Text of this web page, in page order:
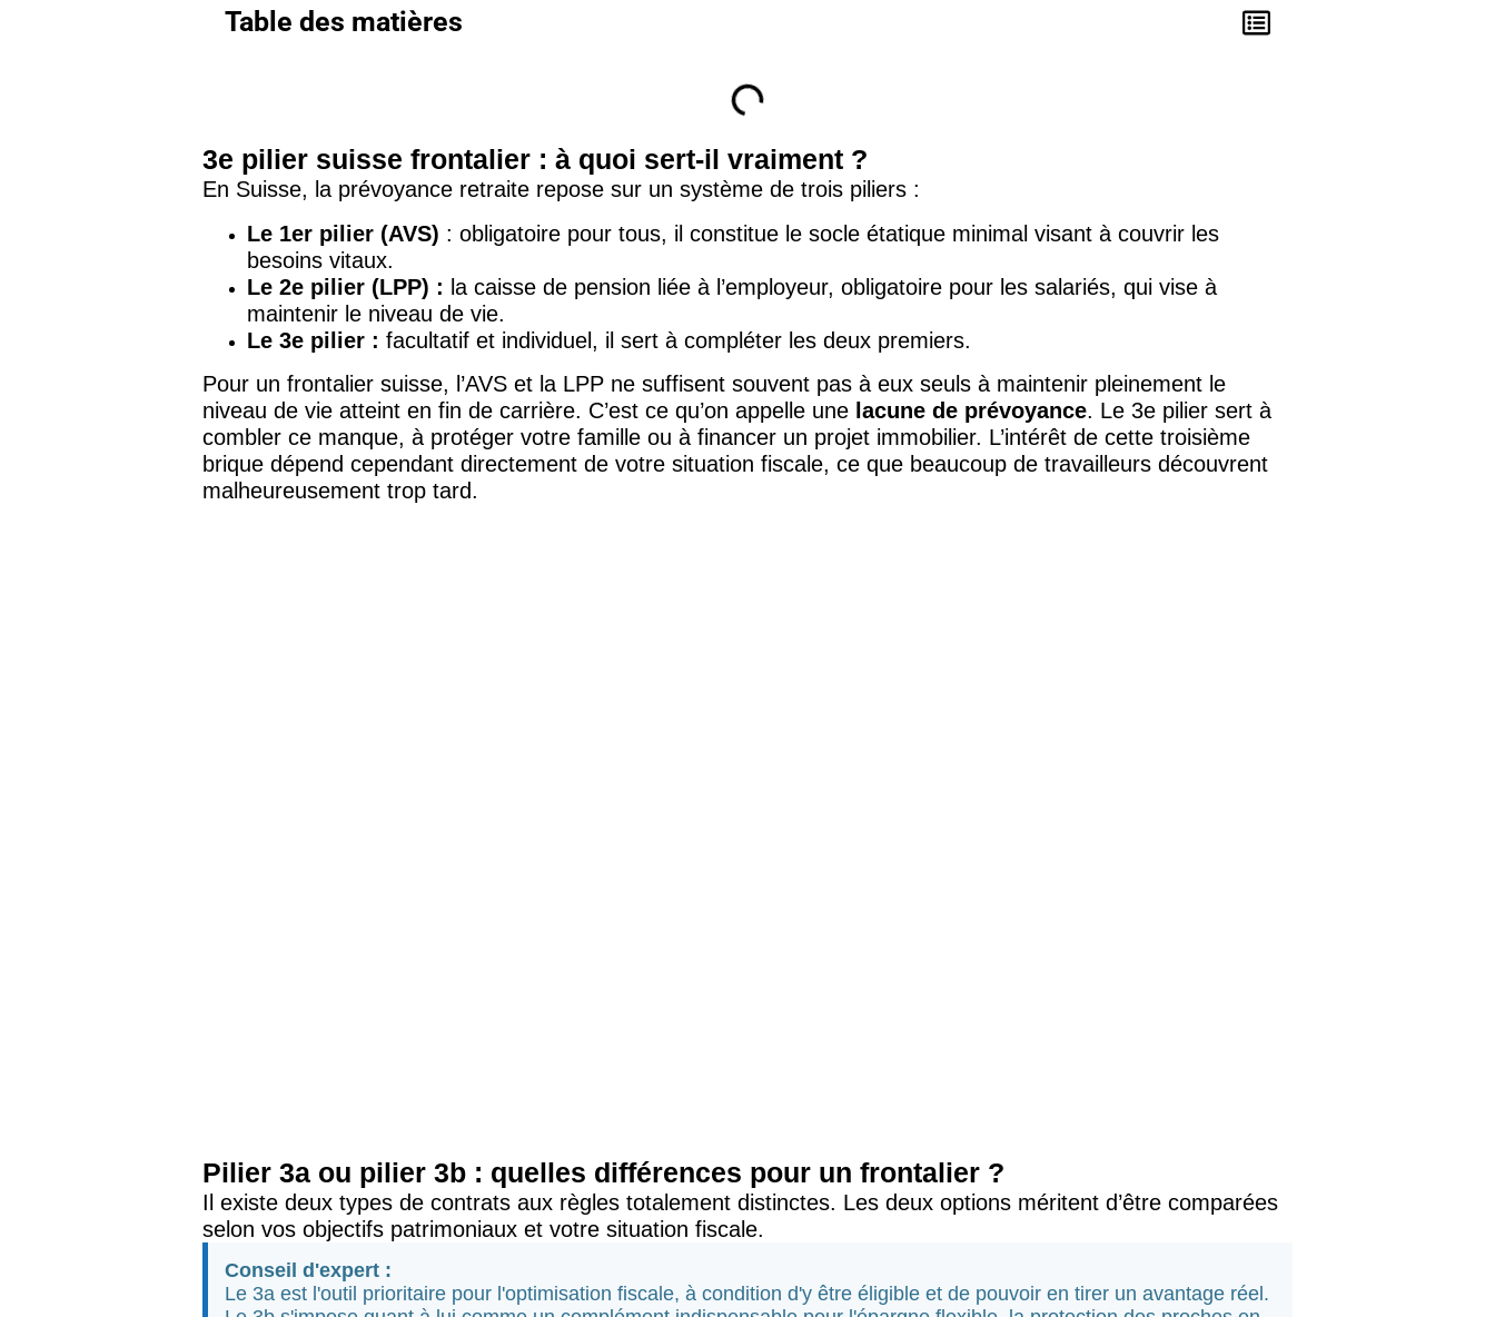
Table des matières
3e pilier suisse frontalier : à quoi sert-il vraiment ?
En Suisse, la prévoyance retraite repose sur un système de trois piliers :
Le 1er pilier (AVS) : obligatoire pour tous, il constitue le socle étatique minimal visant à couvrir les
besoins vitaux.
Le 2e pilier (LPP) : la caisse de pension liée à l’employeur, obligatoire pour les salariés, qui vise à
maintenir le niveau de vie.
Le 3e pilier : facultatif et individuel, il sert à compléter les deux premiers.
Pour un frontalier suisse, l’AVS et la LPP ne suffisent souvent pas à eux seuls à maintenir pleinement le
niveau de vie atteint en fin de carrière. C’est ce qu’on appelle une lacune de prévoyance. Le 3e pilier sert à
combler ce manque, à protéger votre famille ou à financer un projet immobilier. L’intérêt de cette troisième
brique dépend cependant directement de votre situation fiscale, ce que beaucoup de travailleurs découvrent
malheureusement trop tard.
Pilier 3a ou pilier 3b : quelles différences pour un frontalier ?
Il existe deux types de contrats aux règles totalement distinctes. Les deux options méritent d’être comparées
selon vos objectifs patrimoniaux et votre situation fiscale.
Conseil d'expert :
Le 3a est l'outil prioritaire pour l'optimisation fiscale, à condition d'y être éligible et de pouvoir en tirer un avantage réel.